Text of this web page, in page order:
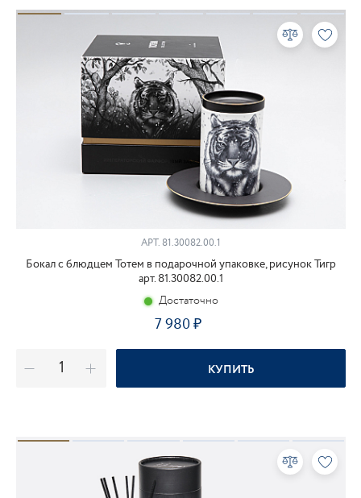
АРТ. 81.30082.00.1
Бокал с блюдцем Тотем в подарочной упаковке, рисунок Тигр
арт. 81.30082.00.1
Достаточно
7 980
КУПИТЬ